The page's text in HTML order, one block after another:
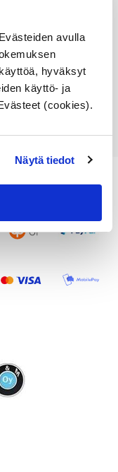
avulla
hyväksyt
käyttö- ja
(cookies).
Näytä tiedot
277,36
Lisää ostoskoriin
Katso osan tiedot